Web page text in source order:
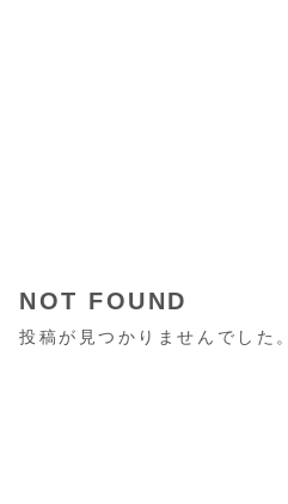
NOT FOUND
投稿が見つかりませんでした。